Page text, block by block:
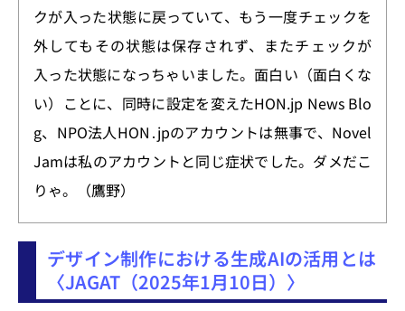
クが入った状態に戻っていて、もう一度チェックを
外してもその状態は保存されず、またチェックが
入った状態になっちゃいました。面白い（面白くな
い）ことに、同時に設定を変えたHON.jp News Blo
g、NPO法人HON․jpのアカウントは無事で、Novel
Jamは私のアカウントと同じ症状でした。ダメだこ
りゃ。（鷹野）
デザイン制作における生成AIの活用とは
〈JAGAT（2025年1月10日）〉